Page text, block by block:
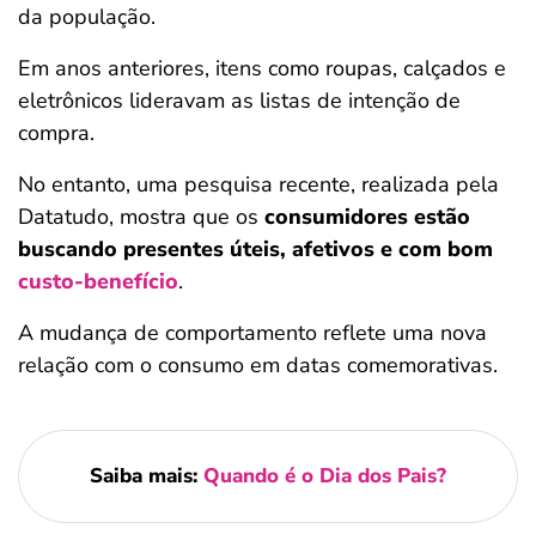
da população.
Em anos anteriores, itens como roupas, calçados e
eletrônicos lideravam as listas de intenção de
compra.
No entanto, uma pesquisa recente, realizada pela
Datatudo, mostra que os consumidores estão
buscando presentes úteis, afetivos e com bom
custo-benefício.
A mudança de comportamento reflete uma nova
relação com o consumo em datas comemorativas.
Saiba mais: Quando é o Dia dos Pais?